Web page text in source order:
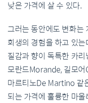
낮은 가격에 살 수 있다.
그러는 동안에도 변화는
회생의 경험을 하고 있
질감과 향이 독특한 카
모란드Morande, 길모
마르티노De Martino 같
되는 가격에 훌륭한 마